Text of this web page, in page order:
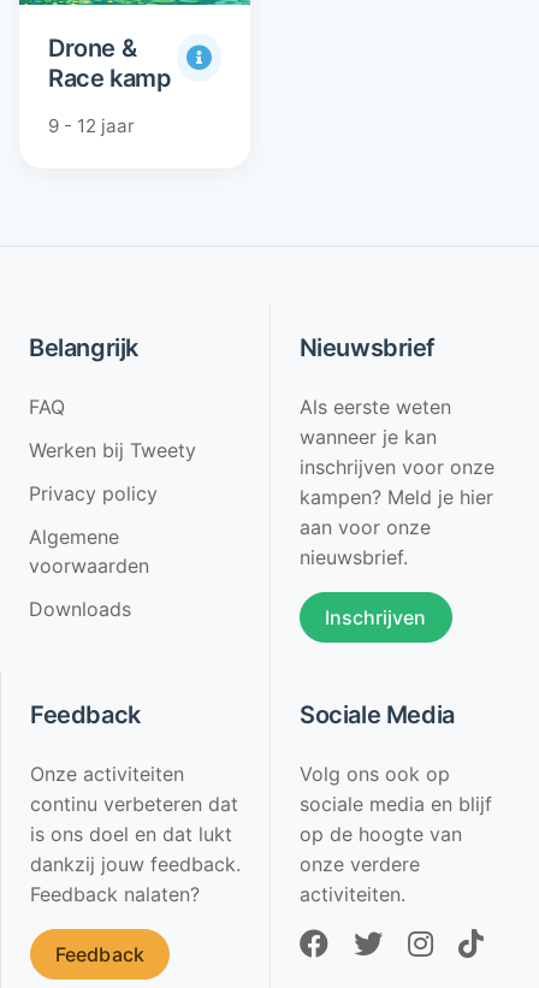
Drone &
Race kamp
9 - 12 jaar
Belangrijk
FAQ
Werken bij Tweety
Privacy policy
Algemene
voorwaarden
Downloads
Nieuwsbrief
Als eerste weten
wanneer je kan
inschrijven voor onze
kampen? Meld je hier
aan voor onze
nieuwsbrief.
Inschrijven
Feedback
Onze activiteiten
continu verbeteren dat
is ons doel en dat lukt
dankzij jouw feedback.
Feedback nalaten?
Feedback
Sociale Media
Volg ons ook op
sociale media en blijf
op de hoogte van
onze verdere
activiteiten.